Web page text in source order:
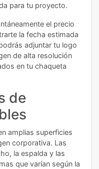
para tu proyecto.
el precio
la fecha estimada
adjuntar tu logo
de alta resolución
en tu chaqueta
de
amplias superficies
corporativa. Las
la espalda y las
que varían según la